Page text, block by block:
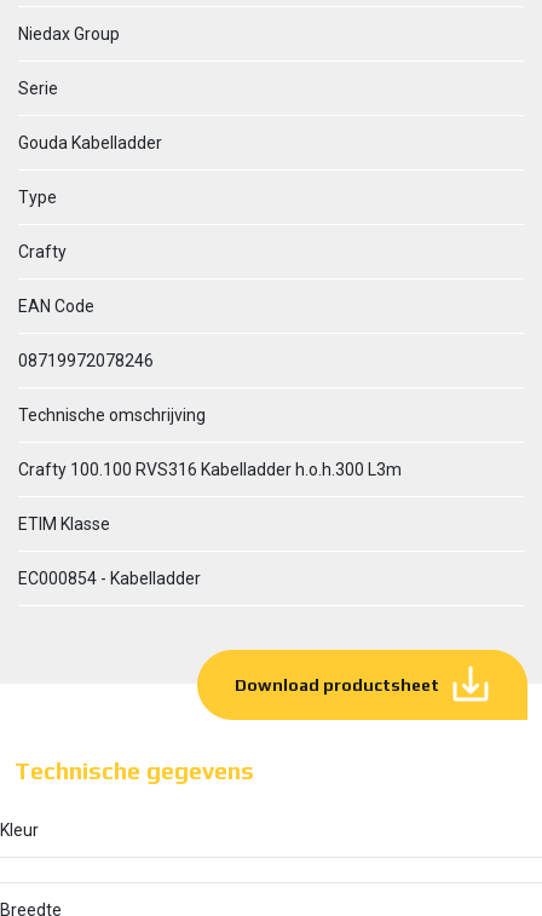
Niedax Group
Serie
Gouda Kabelladder
Type
Crafty
EAN Code
08719972078246
Technische omschrijving
Crafty 100.100 RVS316 Kabelladder h.o.h.300 L3m
ETIM Klasse
EC000854 - Kabelladder
Download productsheet
Technische gegevens
Kleur
Breedte